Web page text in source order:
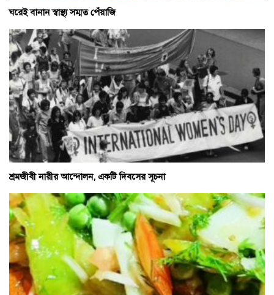
ঘরেই বানান স্বাস্থ্য সম্মত পেঁয়াজি
শ্রমজীবী নারীর আন্দোলন, একটি দিবসের সূচনা